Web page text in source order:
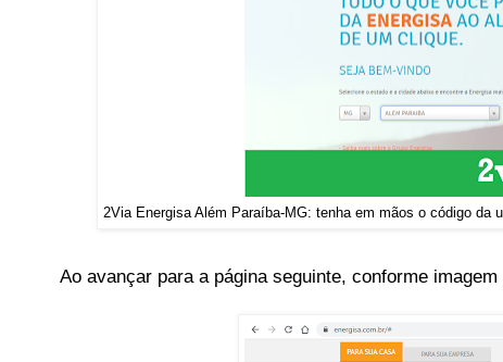
2Via Energisa Além Paraíba-MG: tenha em mãos o código da
Ao avançar para a página seguinte, conforme